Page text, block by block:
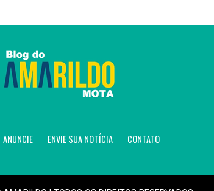
ANUNCIE ENVIE SUA NOTÍCIA CONTATO